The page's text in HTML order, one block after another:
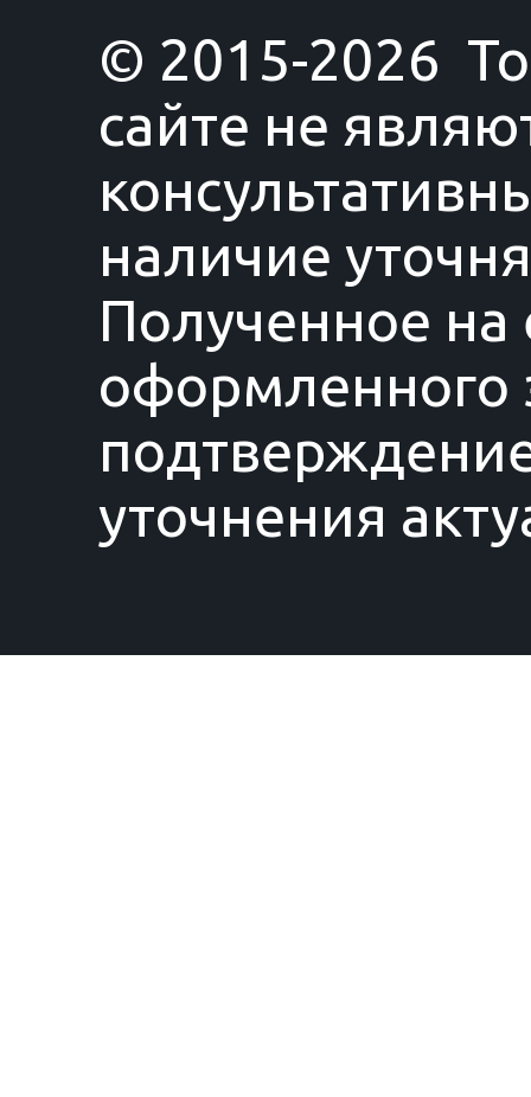
© 2015-2026
сайте не
наличие
Полученное на
оформленного
уточнения